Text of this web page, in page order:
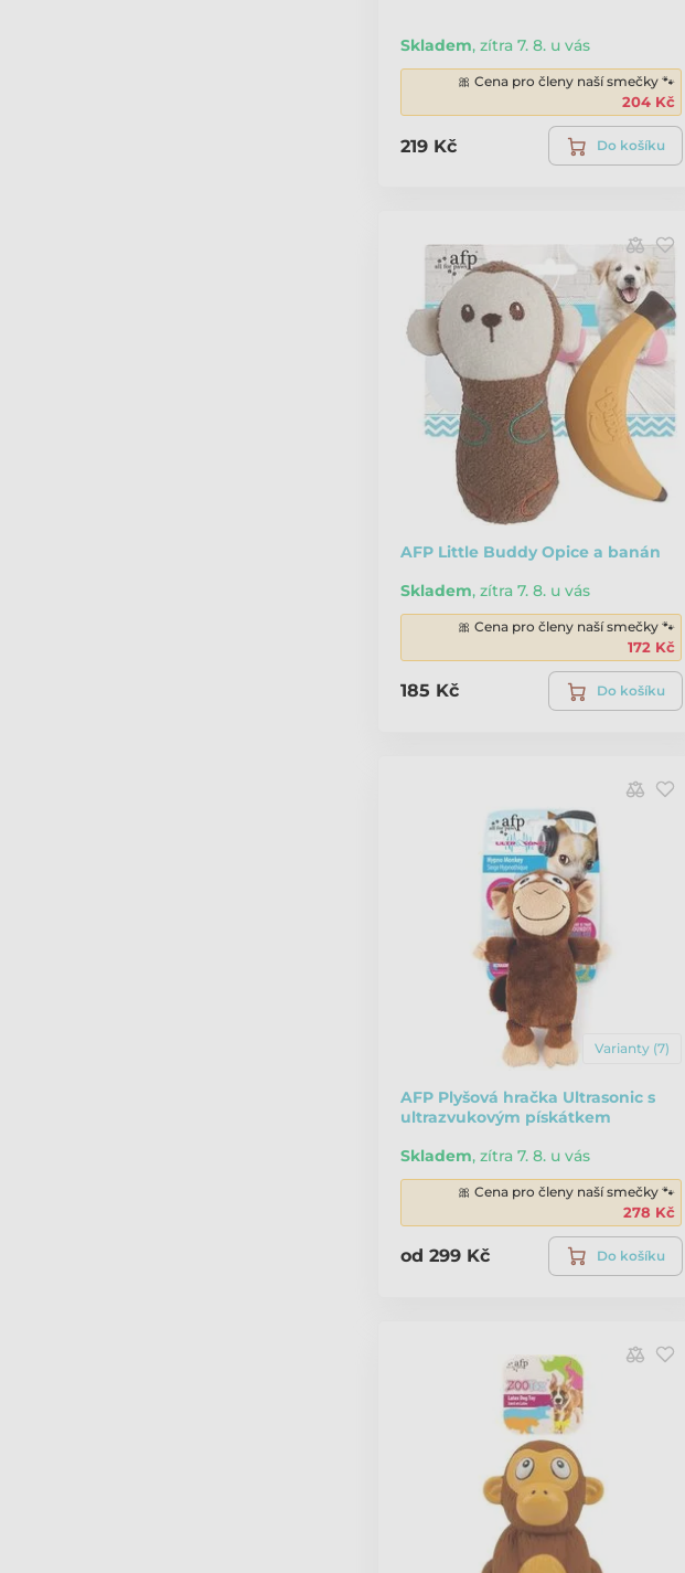
Skladem, zítra 7. 8. u vás
🎀 Cena pro členy naší smečky 🐾
204 Kč
219 Kč Do košíku
AFP Little Buddy Opice a banán
Skladem, zítra 7. 8. u vás
🎀 Cena pro členy naší smečky 🐾
172 Kč
185 Kč Do košíku
Varianty (7)
AFP Plyšová hračka Ultrasonic s
ultrazvukovým pískátkem
Skladem, zítra 7. 8. u vás
🎀 Cena pro členy naší smečky 🐾
278 Kč
od 299 Kč Do košíku